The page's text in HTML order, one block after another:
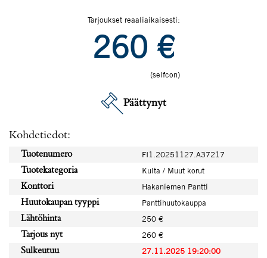
Tarjoukset reaaliaikaisesti:
260 €
(selfcon)
Päättynyt
Kohdetiedot:
Tuotenumero
FI1.20251127.A37217
Tuotekategoria
Kulta / Muut korut
Konttori
Hakaniemen Pantti
Huutokaupan tyyppi
Panttihuutokauppa
Lähtöhinta
250 €
Tarjous nyt
260 €
Sulkeutuu
27.11.2025 19:20:00